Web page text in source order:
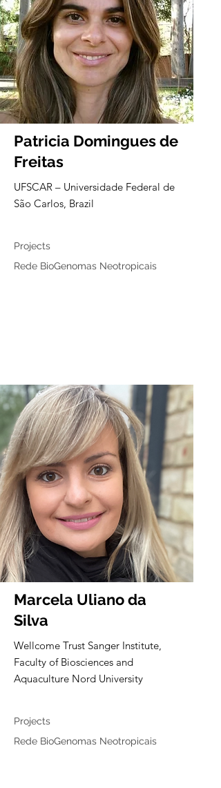
Patricia Domingues de
Freitas
UFSCAR – Universidade Federal de
São Carlos, Brazil
Projects
Rede BioGenomas Neotropicais
Marcela Uliano da
Silva
Wellcome Trust Sanger Institute,
Faculty of Biosciences and
Aquaculture Nord University
Projects
Rede BioGenomas Neotropicais